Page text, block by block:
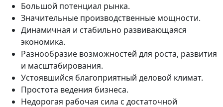
Большой потенциал рынка.
Значительные производственные мощности.
Динамичная и стабильно развивающаяся
экономика.
Разнообразие возможностей для роста, развития
и масштабирования.
Устоявшийся благоприятный деловой климат.
Простота ведения бизнеса.
Недорогая рабочая сила с достаточной